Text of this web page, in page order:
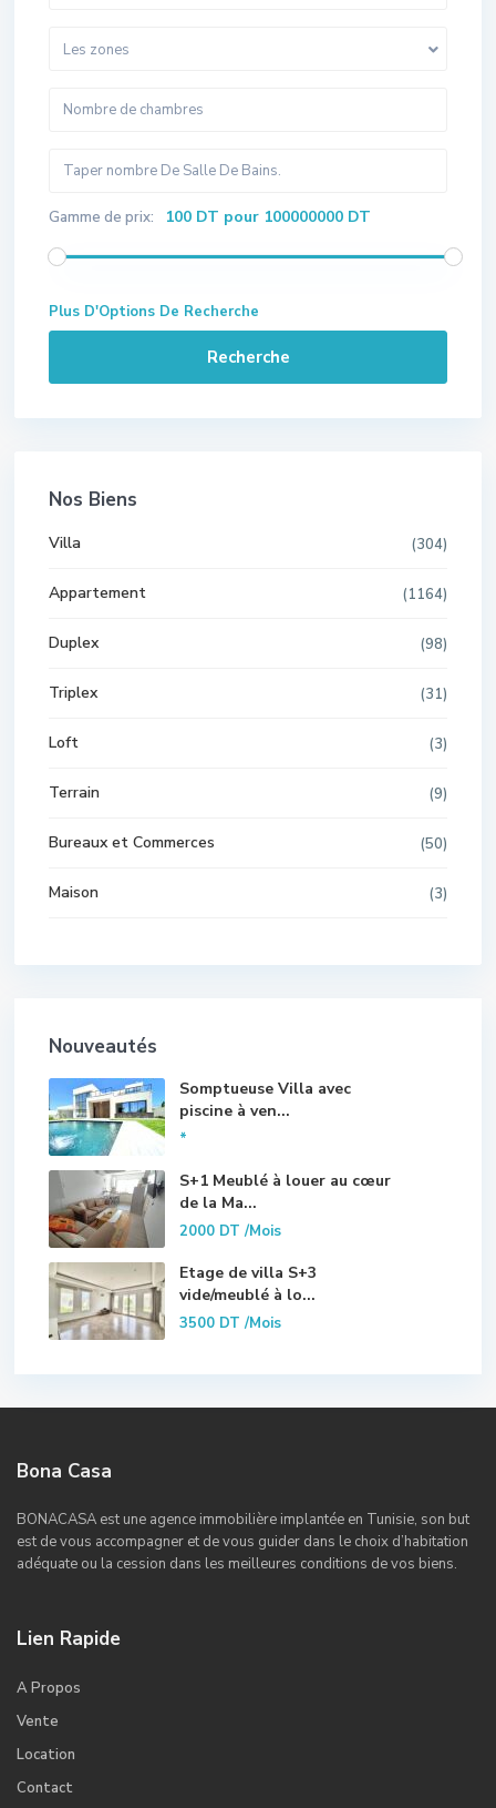
Les zones
Gamme de prix: 100 DT pour 100000000 DT
Plus D'Options De Recherche
Recherche
Nos Biens
Villa (304)
Appartement (1164)
Duplex (98)
Triplex (31)
Loft (3)
Terrain (9)
Bureaux et Commerces (50)
Maison (3)
Nouveautés
Somptueuse Villa avec
piscine à ven...
*
S+1 Meublé à louer au cœur
de la Ma...
2000 DT/Mois
Etage de villa S+3
vide/meublé à lo...
3500 DT/Mois
Bona Casa
BONACASA est une agence immobilière implantée en Tunisie, son but
est de vous accompagner et de vous guider dans le choix d’habitation
adéquate ou la cession dans les meilleures conditions de vos biens.
Lien Rapide
A Propos
Vente
Location
Contact